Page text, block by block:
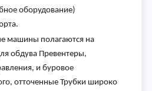
оборудование)
машины полагаются на
обдува Превентеры,
и буровое
отточенные Трубки широко